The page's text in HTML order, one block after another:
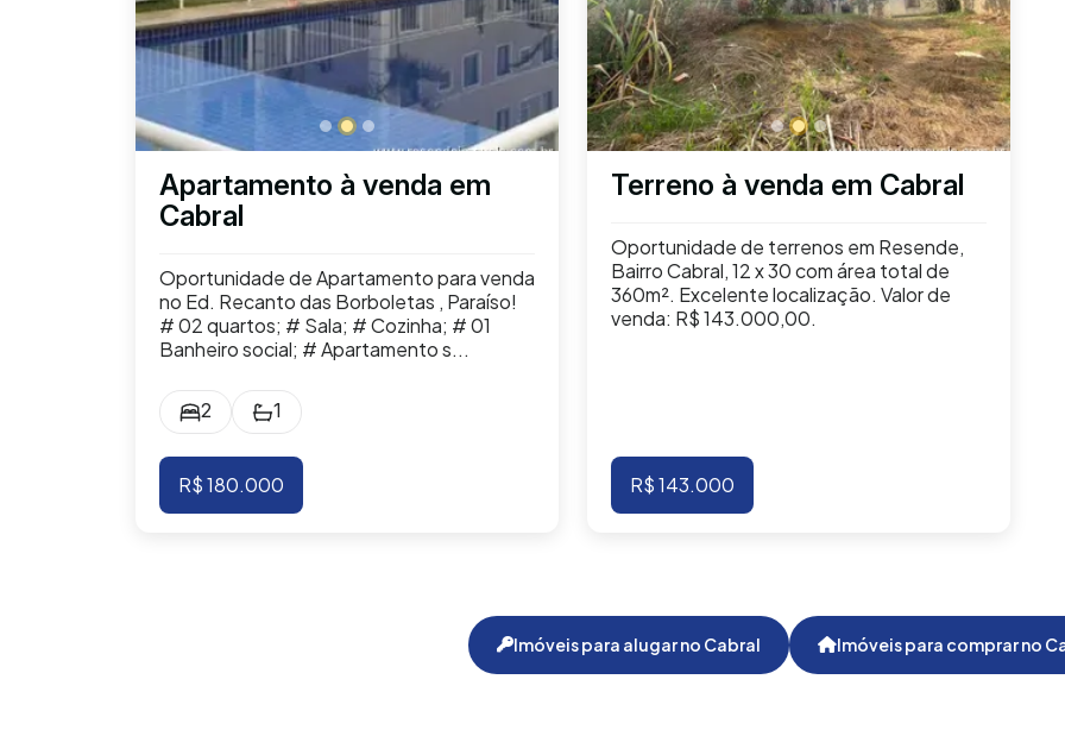
Apartamento à venda em
Cabral
Oportunidade de Apartamento para venda
no Ed. Recanto das Borboletas , Paraíso!
# 02 quartos; # Sala; # Cozinha; # 01
Banheiro social; # Apartamento s...
2 1
R$ 180.000
Terreno à venda em Cabral
Oportunidade de terrenos em Resende,
Bairro Cabral, 12 x 30 com área total de
360m². Excelente localização. Valor de
venda: R$ 143.000,00.
R$ 143.000
Imóveis para alugar no Cabral Imóveis para comprar no